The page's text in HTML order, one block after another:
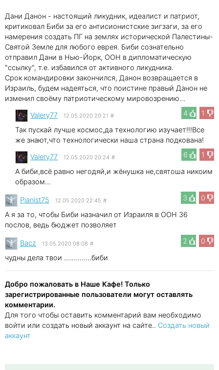
Дани Данон - настоящий ликудник, идеалист и патриот,
критиковал Биби за его антисионистские зигзаги, за его
намерения создать ПГ на землях исторической Палестины-
Святой Земле для любого еврея. Биби сознательно
отправил Дани в Нью-Йорк, ООН в дипломатическую
"ссылку", т.е. избавился от активного ликудника.
Срок командировки закончился, Данон возвращается в
Израиль, будем надеяться, что поистине правый Данон не
изменил своёму патриотическому мировозрению...
4
1
Valery77 12.05.2020 20:21 #
Так пускай лучше космос,да технологию изучает!!!Все
же знают,что технологически наша страна подкована!
6
1
Valery77 12.05.2020 20:24 #
А биби,всё равно негодяй,и жёнушка не,святоша никоим
образом...
3
0
Pianist75 12.05.2020 22:45 #
А я за то, чтобы Биби назначил от Израиля в ООН 36
послов, ведь бюджет позволяет
2
0
Bacz 13.05.2020 08:08 #
чудны дела твои ..............биби
Добро пожаловать в Наше Кафе! Только
зарегистрированные пользователи могут оставлять
комментарии.
Для того чтобы оставить комментарий вам необходимо
войти или создать новый аккаунт на сайте.. Создать новый
аккаунт